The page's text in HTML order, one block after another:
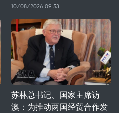
10/08/2026 09:53
苏林总书记、国家主席访
澳：为推动两国经贸合作发